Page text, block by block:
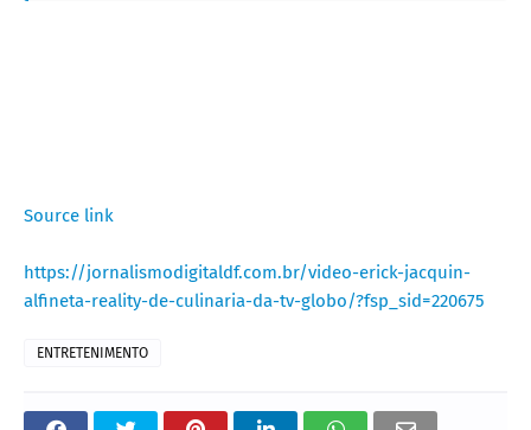
Source link
https://jornalismodigitaldf.com.br/video-erick-jacquin-
alfineta-reality-de-culinaria-da-tv-globo/?fsp_sid=220675
ENTRETENIMENTO